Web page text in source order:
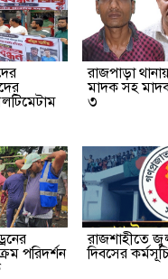
রাজপাড়া
মাদক সহ
৩
পরিদর্শন
রাজশাহীতে
দিবসের